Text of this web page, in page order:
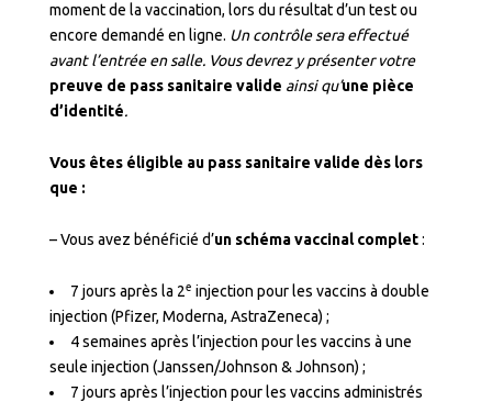
moment de la vaccination, lors du résultat d’un test ou
encore demandé en ligne. Un contrôle sera effectué
avant l’entrée en salle. Vous devrez y présenter votre
preuve de pass sanitaire valide ainsi qu’une pièce
d’identité.
Vous êtes éligible au pass sanitaire valide dès lors
que :
– Vous avez bénéficié d’un schéma vaccinal complet:
7 jours après la 2e injection pour les vaccins à double
injection (Pfizer, Moderna, AstraZeneca) ;
4 semaines après l’injection pour les vaccins à une
seule injection (Janssen/Johnson & Johnson) ;
7 jours après l’injection pour les vaccins administrés